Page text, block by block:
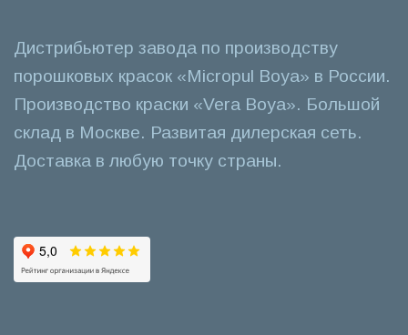
Дистрибьютер завода по производству
порошковых красок «Micropul Boya» в России.
Производство краски «Vera Boya». Большой
склад в Москве. Развитая дилерская сеть.
Доставка в любую точку страны.